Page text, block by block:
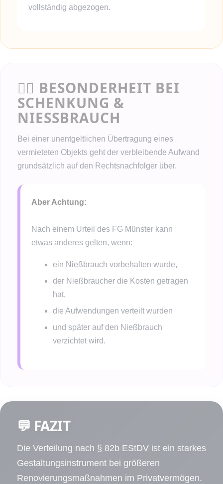
vollständig abgezogen.
👨‍⚖️ BESONDERHEIT BEI
SCHENKUNG &
NIESSBRAUCH
Bei einer unentgeltlichen Übertragung eines
vermieteten Objekts geht der verbleibende Aufwand
grundsätzlich auf den Rechtsnachfolger über.
Aber Achtung:
Nach einem Urteil des FG Münster kann
etwas anderes gelten, wenn:
ein Nießbrauch vorbehalten wurde,
der Nießbraucher die Kosten getragen
hat,
die Aufwendungen verteilt wurden
und später auf den Nießbrauch
verzichtet wird.
💬 FAZIT
Die Verteilung nach § 82b EStDV ist ein starkes
Gestaltungsinstrument bei größeren
Renovierungsmaßnahmen im Privatvermögen.